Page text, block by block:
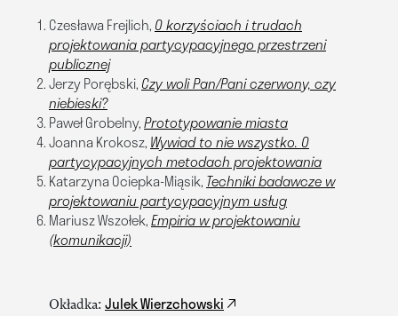
Czesława Frejlich, O korzyściach i trudach
projektowania partycypacyjnego przestrzeni
publicznej
Jerzy Porębski, Czy woli Pan/Pani czerwony, czy
niebieski?
Paweł Grobelny,Prototypowanie miasta
Joanna Krokosz, Wywiad to nie wszystko. O
partycypacyjnych metodach projektowania
Katarzyna Ociepka-Miąsik, Techniki badawcze w
projektowaniu partycypacyjnym usług
Mariusz Wszołek,Empiria w projektowaniu
(komunikacji)
Okładka: Julek Wierzchowski